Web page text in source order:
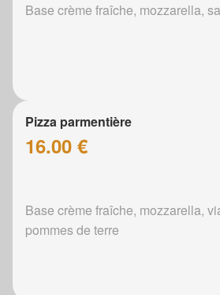
Base crème fraîche, mozzarella,
Pizza parmentière
16.00 €
Base crème fraîche, mozzarella,
pommes de terre